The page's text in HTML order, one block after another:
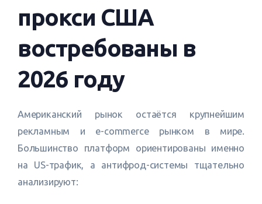
прокси США
востребованы в
2026 году
Американский рынок остаётся крупнейшим
рекламным и e-commerce рынком в мире.
Большинство платформ ориентированы именно
на US-трафик, а антифрод-системы тщательно
анализируют: